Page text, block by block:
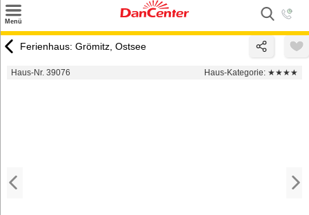
Menü
Urlaubsziele
Ferienhaus: Grömitz, Ostsee
Haus-Nr. 39076 Haus-Kategorie: ★★★★